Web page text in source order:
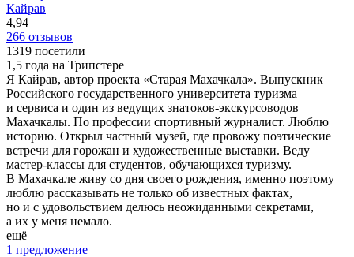
Кайрав
4,94
266 отзывов
1319 посетили
1,5 года на Трипстере
Я Кайрав, автор проекта «Старая Махачкала». Выпускник
Российского государственного университета туризма
и сервиса и один из ведущих знатоков-экскурсоводов
Махачкалы. По профессии спортивный журналист. Люблю
историю. Открыл частный музей, где провожу поэтические
встречи для горожан и художественные выставки. Веду
мастер-классы для студентов, обучающихся туризму.
В Махачкале живу со дня своего рождения, именно поэтому
люблю рассказывать не только об известных фактах,
но и с удовольствием делюсь неожиданными секретами,
а их у меня немало.
ещё
1 предложение